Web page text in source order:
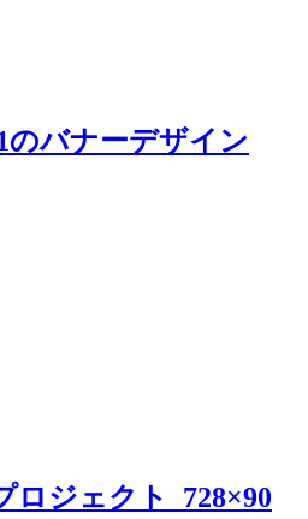
のバナーデザイン
ロジェクト_728×90